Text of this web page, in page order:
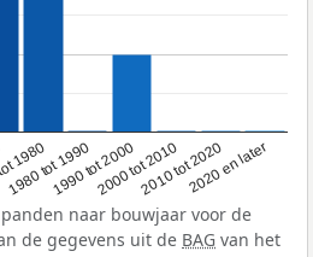
1980
1980 tot 19901990 tot 20002000 tot 20102010 tot 20202020 en later
naar bouwjaar voor de
de gegevens uit de BAG van het